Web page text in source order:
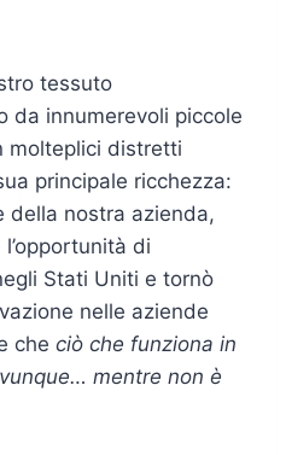
tessuto
da innumerevoli piccole
molteplici distretti
principale ricchezza:
della nostra azienda,
di
Stati Uniti e tornò
nelle aziende
che ciò che funziona in
mentre non è